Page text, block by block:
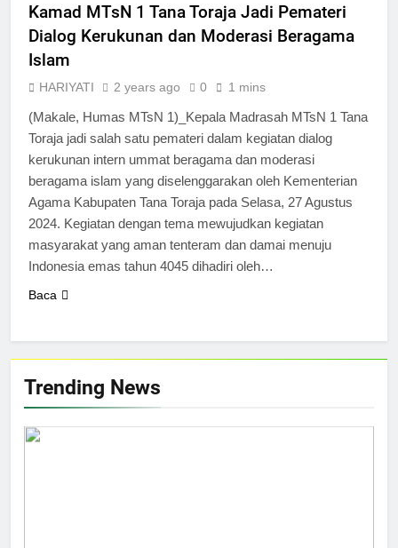
Trending News
Kamad MTsN 1 Tana Toraja Jadi Pemateri
Dialog Kerukunan dan Moderasi Beragama
Islam
HARIYATI 2 years ago 0 1 mins
(Makale, Humas MTsN 1)_Kepala Madrasah MTsN 1 Tana
Toraja jadi salah satu pemateri dalam kegiatan dialog
kerukunan intern ummat beragama dan moderasi
beragama islam yang diselenggarakan oleh Kementerian
Agama Kabupaten Tana Toraja pada Selasa, 27 Agustus
2024. Kegiatan dengan tema mewujudkan kegiatan
masyarakat yang aman tenteram dan damai menuju
Indonesia emas tahun 4045 dihadiri oleh…
Baca